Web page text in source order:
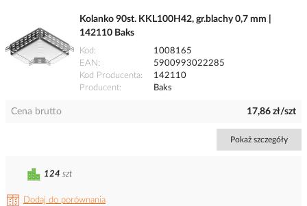
Kolanko 90st. KKL100H42, gr.blachy 0,7 mm |
142110 Baks
Kod
1008165
EAN
5900993022285
Kod Producenta
142110
Producent
Baks
Cena brutto 17,86 zł/szt
Pokaż szczegóły
Dodaj do porównania
124 szt